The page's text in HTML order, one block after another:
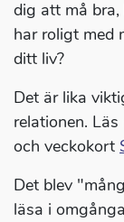
dig att må
har roligt med
ditt liv?
Det är lika
relationen.
och veckokort
Det blev
läsa i